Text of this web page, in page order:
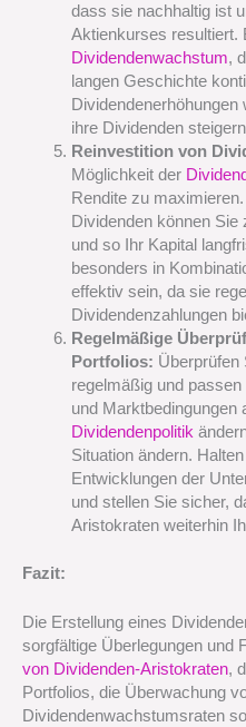
dass sie nachhaltig ist
Aktienkurses resultiert.
Dividendenwachstum,
langen Geschichte
ihre Dividenden
Reinvestition von
Möglichkeit der
Rendite zu
Dividenden können
und so Ihr Kapital
besonders in
effektiv sein, da sie
Dividendenzahlungen
Regelmäßige
Portfolios: Überprüfen
regelmäßig und
und Marktbedingungen
Dividendenpolitik
Situation ändern.
Entwicklungen der
und stellen Sie sicher,
Aristokraten weiterhin
Fazit:
Die Erstellung eines
sorgfältige Überlegungen und
von Dividenden-Aristokraten,
Portfolios, die Überwachung
Dividendenwachstumsraten